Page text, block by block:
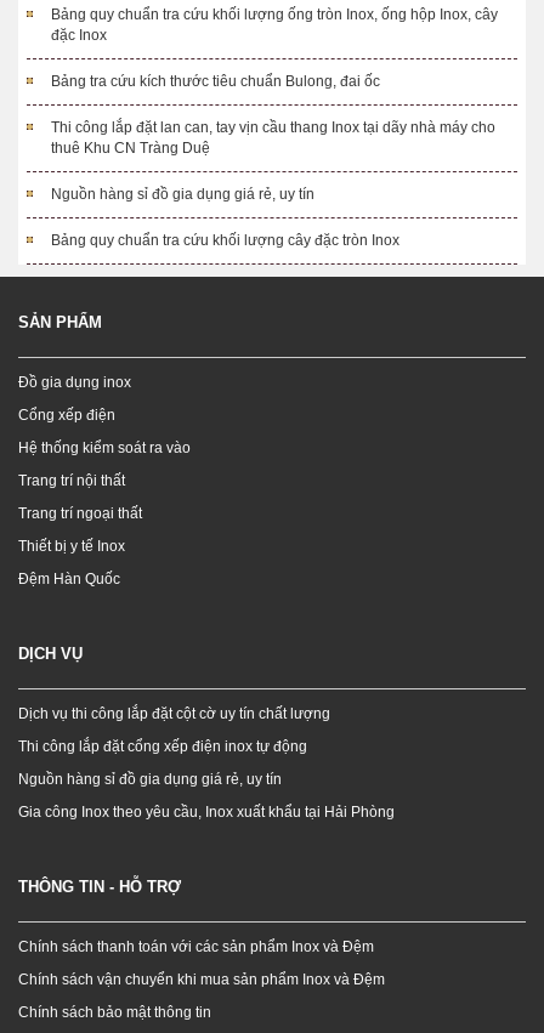
Bảng quy chuẩn tra cứu khối lượng ống tròn Inox, ống hộp Inox, cây
đặc Inox
Bảng tra cứu kích thước tiêu chuẩn Bulong, đai ốc
Thi công lắp đặt lan can, tay vịn cầu thang Inox tại dãy nhà máy cho
thuê Khu CN Tràng Duệ
Nguồn hàng sỉ đồ gia dụng giá rẻ, uy tín
Bảng quy chuẩn tra cứu khối lượng cây đặc tròn Inox
SẢN PHẨM
Đồ gia dụng inox
Cổng xếp điện
Hệ thống kiểm soát ra vào
Trang trí nội thất
Trang trí ngoại thất
Thiết bị y tế Inox
Đệm Hàn Quốc
DỊCH VỤ
Dịch vụ thi công lắp đặt cột cờ uy tín chất lượng
Thi công lắp đặt cổng xếp điện inox tự động
Nguồn hàng sỉ đồ gia dụng giá rẻ, uy tín
Gia công Inox theo yêu cầu, Inox xuất khẩu tại Hải Phòng
THÔNG TIN - HỖ TRỢ
Chính sách thanh toán với các sản phẩm Inox và Đệm
Chính sách vận chuyển khi mua sản phẩm Inox và Đệm
Chính sách bảo mật thông tin